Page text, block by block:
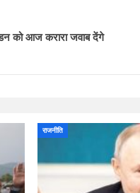
को आज करारा जवाब देंगे
राजनीति